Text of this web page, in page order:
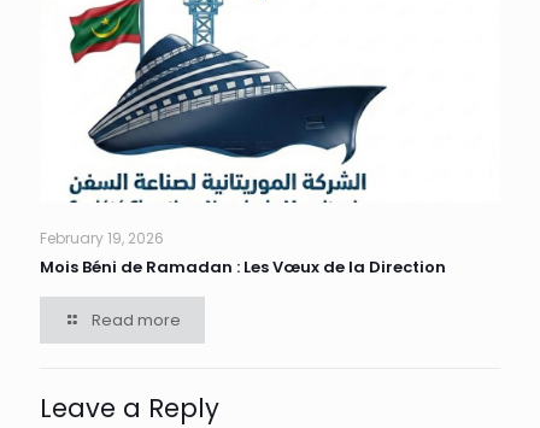
February 19, 2026
Mois Béni de Ramadan : Les Vœux de la Direction
Read more
Leave a Reply